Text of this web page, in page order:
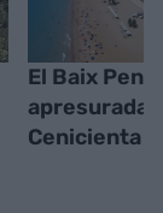
El Baix
apresurada
Cenicienta